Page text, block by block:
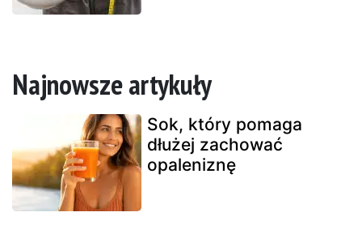
Najnowsze artykuły
Sok, który pomaga
dłużej zachować
opaleniznę